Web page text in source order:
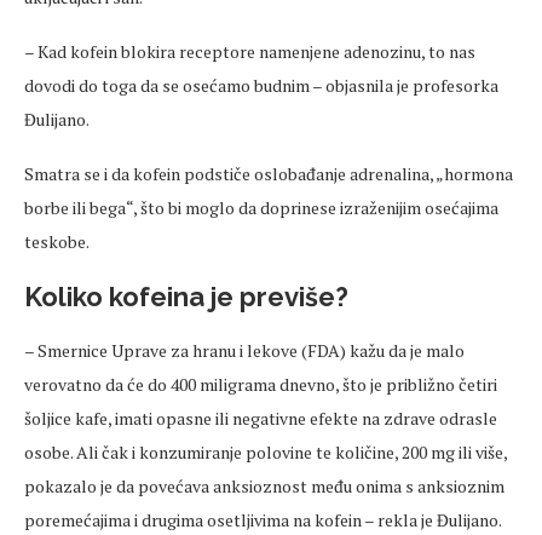
– Kad kofein blokira receptore namenjene adenozinu, to nas
dovodi do toga da se osećamo budnim – objasnila je profesorka
Đulijano.
Smatra se i da kofein podstiče oslobađanje adrenalina, „hormona
borbe ili bega“, što bi moglo da doprinese izraženijim osećajima
teskobe.
Koliko kofeina je previše?
– Smernice Uprave za hranu i lekove (FDA) kažu da je malo
verovatno da će do 400 miligrama dnevno, što je približno četiri
šoljice kafe, imati opasne ili negativne efekte na zdrave odrasle
osobe. Ali čak i konzumiranje polovine te količine, 200 mg ili više,
pokazalo je da povećava anksioznost među onima s anksioznim
poremećajima i drugima osetljivima na kofein – rekla je Đulijano.